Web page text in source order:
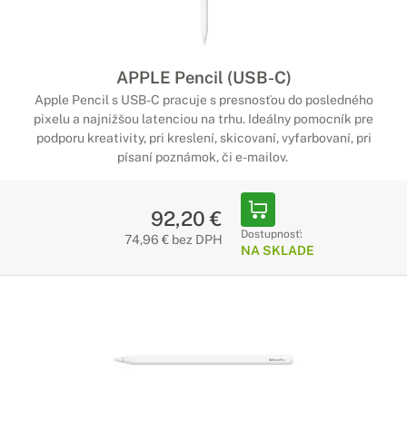
APPLE Pencil (USB-C)
Apple Pencil s USB-C pracuje s presnosťou do posledného
pixelu a najnižšou latenciou na trhu. Ideálny pomocník pre
podporu kreativity, pri kreslení, skicovaní, vyfarbovaní, pri
písaní poznámok, či e-mailov.
92,20 €
74,96 € bez DPH Dostupnosť:
NA SKLADE